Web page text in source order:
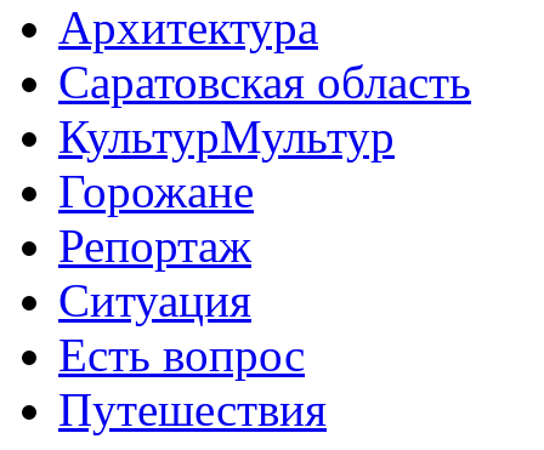
Архитектура
Саратовская область
КультурМультур
Горожане
Репортаж
Ситуация
Есть вопрос
Путешествия